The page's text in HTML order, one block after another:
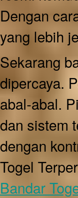
Dengan
yang lebih
Sekarang
dipercaya.
abal-abal.
dan sistem
dengan
Togel
Bandar